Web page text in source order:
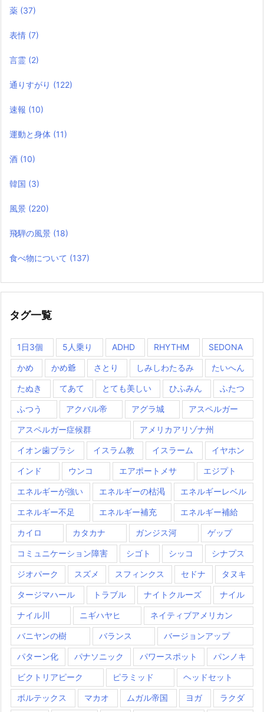
薬 (37)
表情 (7)
言霊 (2)
通りすがり (122)
速報 (10)
運動と身体 (11)
酒 (10)
韓国 (3)
風景 (220)
飛騨の風景 (18)
食べ物について (137)
タグ一覧
1日3個 5人乗り ADHD RHYTHM SEDONA
かめ かめ爺 さとり しみしわたるみ たいへん
たぬき てあて とても美しい ひふみん ふたつ
ふつう アクバル帝 アグラ城 アスペルガー
アスペルガー症候群 アメリカアリゾナ州
イオン歯ブラシ イスラム教 イスラーム イヤホン
インド ウンコ エアポートメサ エジプト
エネルギーが強い エネルギーの枯渇 エネルギーレベル
エネルギー不足 エネルギー補充 エネルギー補給
カイロ カタカナ ガンジス河 ゲップ
コミュニケーション障害 シゴト シッコ シナプス
ジオパーク スズメ スフィンクス セドナ タヌキ
タージマハール トラブル ナイトクルーズ ナイル
ナイル川 ニギハヤヒ ネイティブアメリカン
バニヤンの樹 バランス バージョンアップ
パターン化 パナソニック パワースポット パンノキ
ビクトリアピーク ピラミッド ヘッドセット
ボルテックス マカオ ムガル帝国 ヨガ ラクダ